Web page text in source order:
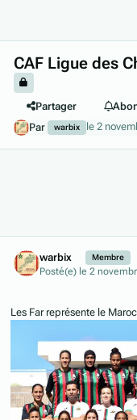
CAF Ligue des
Partager
Par
warbix le 2
warbix Membre
Posté(e) le 2
Les Far représente le